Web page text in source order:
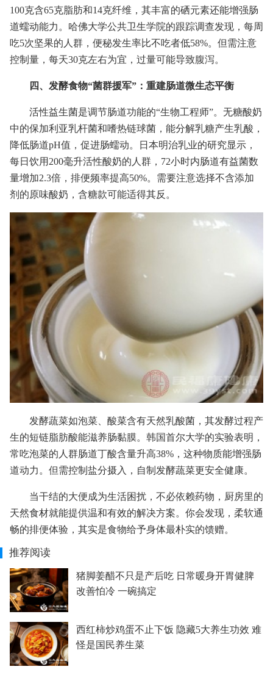
100克含65克脂肪和14克纤维，其丰富的硒元素还能增强肠
道蠕动能力。哈佛大学公共卫生学院的跟踪调查发现，每周
吃5次坚果的人群，便秘发生率比不吃者低58%。但需注意
控制量，每天30克左右为宜，过量可能导致腹泻。
四、发酵食物“菌群援军”：重建肠道微生态平衡
活性益生菌是调节肠道功能的“生物工程师”。无糖酸奶
中的保加利亚乳杆菌和嗜热链球菌，能分解乳糖产生乳酸，
降低肠道pH值，促进肠蠕动。日本明治乳业的研究显示，
每日饮用200毫升活性酸奶的人群，72小时内肠道有益菌数
量增加2.3倍，排便频率提高50%。需要注意选择不含添加
剂的原味酸奶，含糖款可能适得其反。
发酵蔬菜如泡菜、酸菜含有天然乳酸菌，其发酵过程产
生的短链脂肪酸能滋养肠黏膜。韩国首尔大学的实验表明，
常吃泡菜的人群肠道丁酸含量升高38%，这种物质能增强肠
道动力。但需控制盐分摄入，自制发酵蔬菜更安全健康。
当干结的大便成为生活困扰，不必依赖药物，厨房里的
天然食材就能提供温和有效的解决方案。你会发现，柔软通
畅的排便体验，其实是食物给予身体最朴实的馈赠。
推荐阅读
猪脚姜醋不只是产后吃 日常暖身开胃健脾
改善怕冷 一碗搞定
西红柿炒鸡蛋不止下饭 隐藏5大养生功效 难
怪是国民养生菜